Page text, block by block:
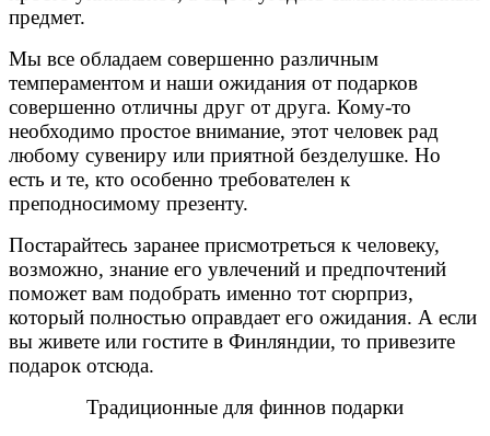
предмет.
Мы все обладаем совершенно различным
темпераментом и наши ожидания от подарков
совершенно отличны друг от друга. Кому-то
необходимо простое внимание, этот человек рад
любому сувениру или приятной безделушке. Но
есть и те, кто особенно требователен к
преподносимому презенту.
Постарайтесь заранее присмотреться к человеку,
возможно, знание его увлечений и предпочтений
поможет вам подобрать именно тот сюрприз,
который полностью оправдает его ожидания. А если
вы живете или гостите в Финляндии, то привезите
подарок отсюда.
Традиционные для финнов подарки